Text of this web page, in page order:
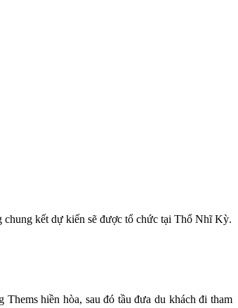
kết dự kiến sẽ được tổ chức tại Thổ Nhĩ Kỳ.
hiền hòa, sau đó tầu đưa du khách đi tham